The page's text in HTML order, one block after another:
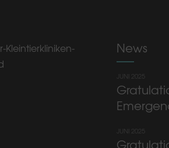
News
JUNI 2025
JUNI 2025